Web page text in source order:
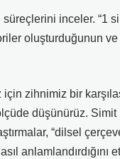
inceler. “1
oluşturduğunun ve
zihnimiz bir
düşünürüz. Simit
“dilsel
anlamlandırdığını